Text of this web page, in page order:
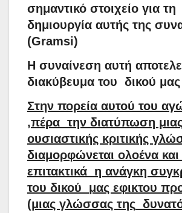
σημαντικό στοιχείο για τη
δημιουργία αυτής της
(Gramsi)
Η συναίνεση αυτή
διακύβευμα του δικού
Στην πορεία αυτού του
,πέρα την διατύπωση
ουσιαστικής κριτικής
διαμορφώνεται ολοένα
επιτακτικά η ανάγκη
του δικού
μας εφικτου
(μιας γλώσσας της